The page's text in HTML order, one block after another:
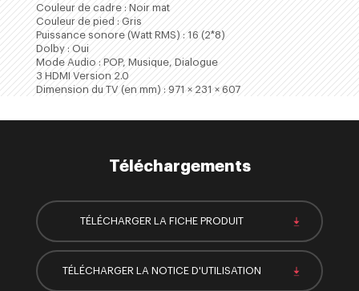
Couleur de cadre : Noir mat
Couleur de pied : Gris
Puissance sonore (Watt RMS) : 16 (2*8)
Dolby : Oui
Mode Audio : POP, Musique, Dialogue
3 HDMI Version 2.0
Dimension du TV (en mm) : 971 × 231 × 607
Téléchargements
TÉLÉCHARGER LA FICHE PRODUIT
TÉLÉCHARGER LA NOTICE D'UTILISATION